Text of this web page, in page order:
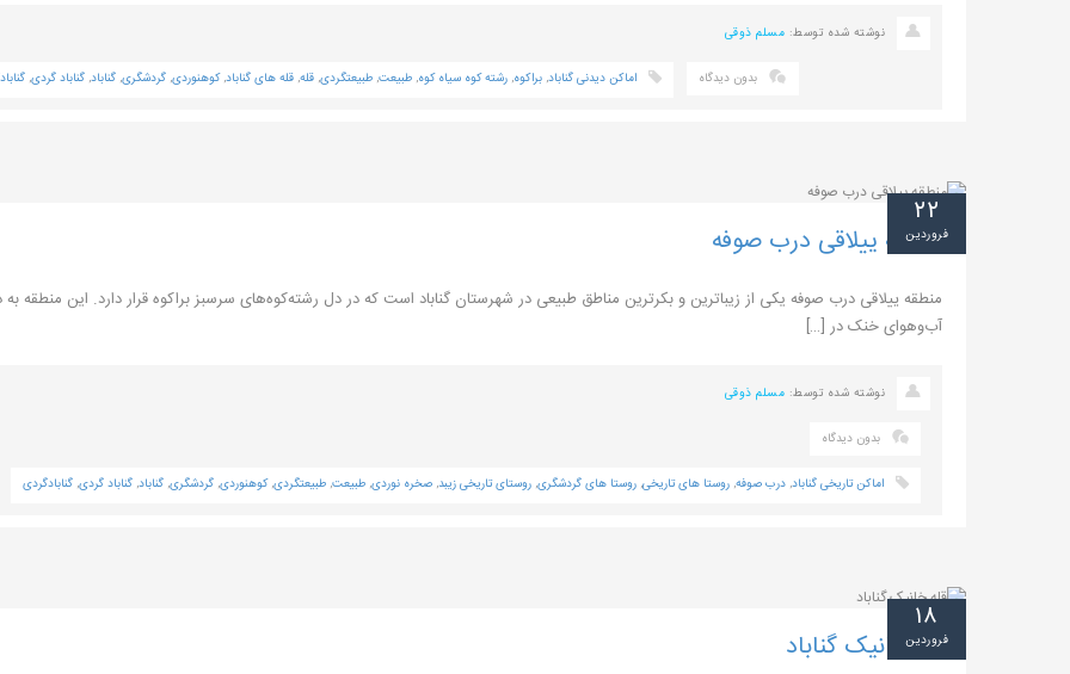
نوشته شده توسط: مسلم ذوقی
بدون دیدگاه اماکن دیدنی گناباد, براکوه, رشته کوه سیاه کوه, طبیعت, طبیعتگردی, قله, قله های گناباد,کوهنوردی, گردشگری, گناباد, گناباد گردی,
منطقه ییلاقی درب صوفه
منطقه ییلاقی درب صوفه یکی از زیباترین و بکرترین مناطق طبیعی در شهرستان گناباد است که در دل رشته‌کوه‌های سرسبز براکوه قرار دارد. این منطقه به
آب‌وهوای خنک در […]
۲۲
فروردین
نوشته شده توسط: مسلم ذوقی
بدون دیدگاه
اماکن تاریخی گناباد, درب صوفه, روستا های تاریخی, روستا های گردشگری, روستای تاریخی زیبد, صخره نوردی, طبیعت, طبیعتگردی,کوهنوردی, گردشگری, گناباد, گناباد گردی, گنابادگردی
قله خانیک گناباد
۱۸
فروردین